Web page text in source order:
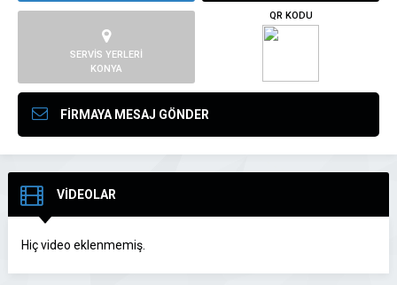
SERVİS YERLERİ
KONYA
QR KODU
FİRMAYA MESAJ GÖNDER
VİDEOLAR
Hiç video eklenmemiş.